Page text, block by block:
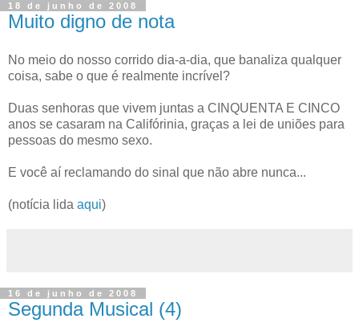
18 de junho de 2008
Muito digno de nota
No meio do nosso corrido dia-a-dia, que banaliza qualquer
coisa, sabe o que é realmente incrível?
Duas senhoras que vivem juntas a CINQUENTA E CINCO
anos se casaram na Califórinia, graças a lei de uniões para
pessoas do mesmo sexo.
E você aí reclamando do sinal que não abre nunca...
(notícia lida aqui)
16 de junho de 2008
Segunda Musical (4)